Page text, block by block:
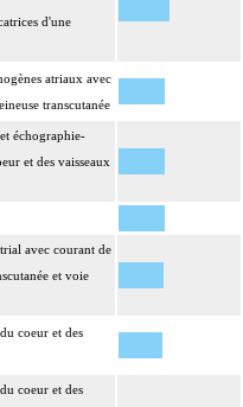
d'une
atriaux avec
transcutanée
échographie-
et des vaisseaux
avec courant de
et voie
coeur et des
coeur et des